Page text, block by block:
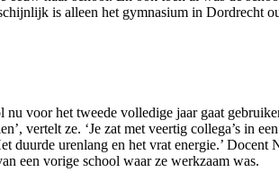
is alleen het gymnasium in Dordrecht
nu voor het tweede volledige jaar gaat
vertelt ze. ‘Je zat met veertig collega’s in
duurde urenlang en het vrat energie.’
een vorige school waar ze werkzaam was.